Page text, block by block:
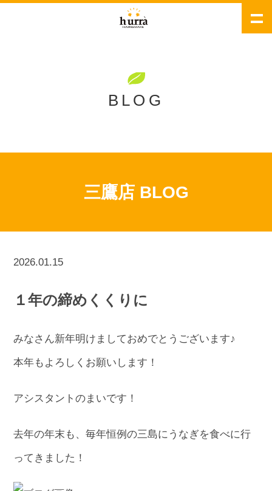
BLOG
三鷹店 BLOG
2026.01.15
１年の締めくくりに
みなさん新年明けましておめでとうございます♪
本年もよろしくお願いします！
アシスタントのまいです！
去年の年末も、毎年恒例の三島にうなぎを食べに行
ってきました！